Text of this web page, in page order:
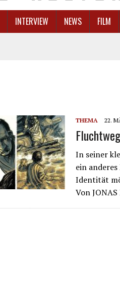
INTERVIEW NEWS FILM
THEMA 22.
In seiner
ein
Identität
Von